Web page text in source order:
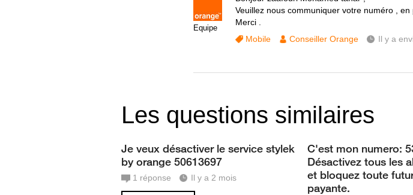
Equipe
Veuillez nous communiquer votre numéro , en
Merci .
Mobile
Conseiller Orange Il y a
Les questions similaires
Je veux désactiver le service stylek
by orange 50613697
1 réponse Il y a 2 mois
C'est mon numero:
Désactivez tous les
et bloquez toute
payante.